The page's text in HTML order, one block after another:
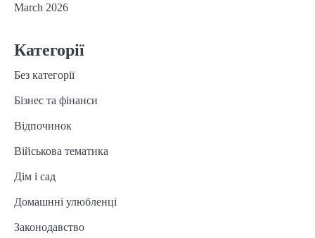
March 2026
Категорії
Без категорії
Бізнес та фінанси
Відпочинок
Військова тематика
Дім і сад
Домашнні улюбленці
Законодавство